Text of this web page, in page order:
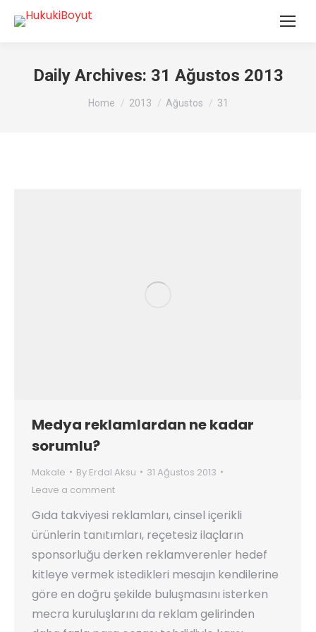
Daily Archives: 31 Ağustos 2013
You are here:
Home 2013 Ağustos 31
Medya reklamlardan ne kadar
sorumlu?
Makale By Erdal Aksu
31 Ağustos 2013
Leave a comment
Gıda takviyesi reklamları, cinsel içerikli
ürünlerin tanıtımları, reçetesiz ilaçların
sponsorluğu derken reklamverenler hedef
kitleye vermek istedikleri mesajın kendilerine
göre en doğru şekilde buluşmasını isterken
mecra kuruluşlarını da reklam gelirinden